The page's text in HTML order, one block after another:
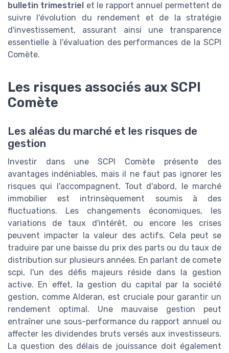
bulletin trimestriel et le rapport annuel permettent de
suivre l'évolution du rendement et de la stratégie
d'investissement, assurant ainsi une transparence
essentielle à l'évaluation des performances de la SCPI
Comète.
Les risques associés aux SCPI
Comète
Les aléas du marché et les risques de
gestion
Investir dans une SCPI Comète présente des
avantages indéniables, mais il ne faut pas ignorer les
risques qui l'accompagnent. Tout d'abord, le marché
immobilier est intrinsèquement soumis à des
fluctuations. Les changements économiques, les
variations de taux d'intérêt, ou encore les crises
peuvent impacter la valeur des actifs. Cela peut se
traduire par une baisse du prix des parts ou du taux de
distribution sur plusieurs années. En parlant de comete
scpi, l'un des défis majeurs réside dans la gestion
active. En effet, la gestion du capital par la société
gestion, comme Alderan, est cruciale pour garantir un
rendement optimal. Une mauvaise gestion peut
entraîner une sous-performance du rapport annuel ou
affecter les dividendes bruts versés aux investisseurs.
La question des délais de jouissance doit également